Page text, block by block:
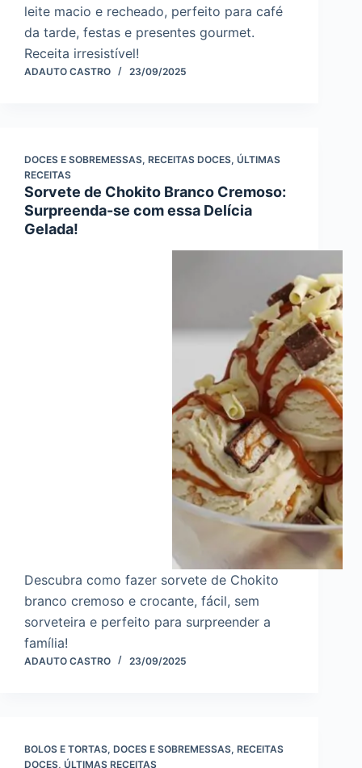
leite macio e recheado, perfeito para café
da tarde, festas e presentes gourmet.
Receita irresistível!
ADAUTO CASTRO 23/09/2025
DOCES E SOBREMESSAS, RECEITAS DOCES, ÚLTIMAS
RECEITAS
Sorvete de Chokito Branco Cremoso:
Surpreenda-se com essa Delícia
Gelada!
Descubra como fazer sorvete de Chokito
branco cremoso e crocante, fácil, sem
sorveteira e perfeito para surpreender a
família!
ADAUTO CASTRO 23/09/2025
BOLOS E TORTAS, DOCES E SOBREMESSAS, RECEITAS
DOCES, ÚLTIMAS RECEITAS